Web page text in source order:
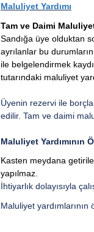
Maluliyet Yardımı
Tam ve Daimi Maluliyet
Sandığa üye olduktan
ayrılanlar bu
ile belgelendirmek
tutarındaki maluliyet
Üyenin rezervi ile
edilir. Tam ve daimi
Maluliyet Yardımının
Kasten meydana
yapılmaz.
İhtiyarlık dolayısıyla
Maluliyet